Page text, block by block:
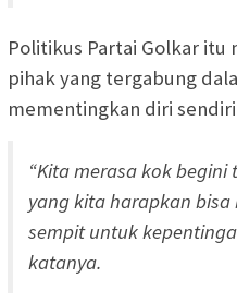
Politikus Partai Golkar itu
pihak yang tergabung
mementingkan diri
“Kita merasa kok begini
yang kita harapkan
sempit untuk
katanya.